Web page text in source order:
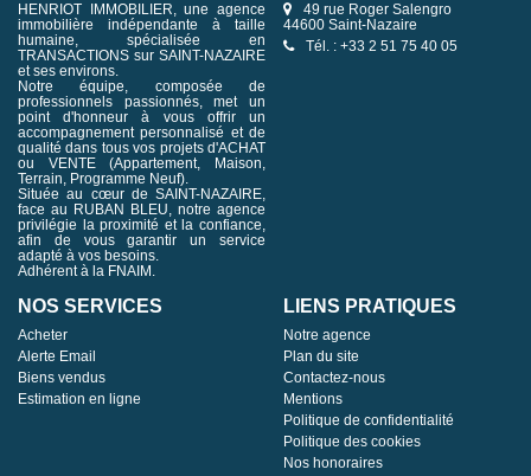
HENRIOT IMMOBILIER, une agence
immobilière indépendante à taille
humaine, spécialisée en
TRANSACTIONS sur SAINT-NAZAIRE
et ses environs.
Notre équipe, composée de
professionnels passionnés, met un
point d'honneur à vous offrir un
accompagnement personnalisé et de
qualité dans tous vos projets d'ACHAT
ou VENTE (Appartement, Maison,
Terrain, Programme Neuf).
Située au cœur de SAINT-NAZAIRE,
face au RUBAN BLEU, notre agence
privilégie la proximité et la confiance,
afin de vous garantir un service
adapté à vos besoins.
Adhérent à la FNAIM.
49 rue Roger Salengro
44600 Saint-Nazaire
Tél. : +33 2 51 75 40 05
NOS SERVICES
Acheter
Alerte Email
Biens vendus
Estimation en ligne
LIENS PRATIQUES
Notre agence
Plan du site
Contactez-nous
Mentions
Politique de confidentialité
Politique des cookies
Nos honoraires